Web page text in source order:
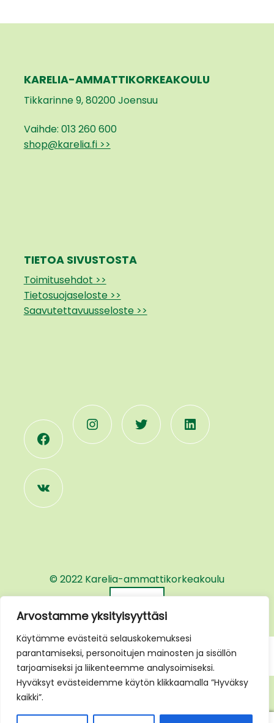
Arvostamme yksityisyyttäsi
Käytämme evästeitä selauskokemuksesi
parantamiseksi, personoitujen mainosten ja sisällön
tarjoamiseksi ja liikenteemme analysoimiseksi.
Hyväksyt evästeidemme käytön klikkaamalla ”Hyväksy
kaikki”.
KARELIA-AMMATTIKORKEAKOULU
Tikkarinne 9, 80200 Joensuu
Vaihde: 013 260 600
shop@karelia.fi >>
TIETOA SIVUSTOSTA
Toimitusehdot >>
Tietosuojaseloste >>
Saavutettavuusseloste >>
© 2022 Karelia-ammattikorkeakoulu